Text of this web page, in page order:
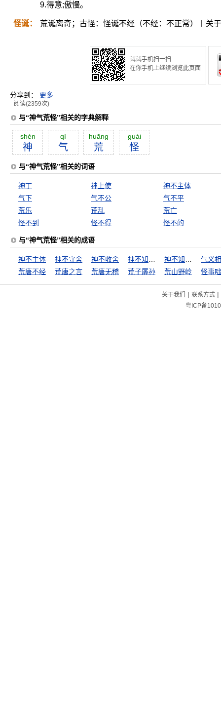
9.得意;傲慢。
怪诞： 荒诞离奇；古怪：怪诞不经（不经：不正常）丨关
试试手机扫一扫
在你手机上继续浏览此页面
分享到： 更多
阅读(2359次)
与“神气荒怪”相关的字典解释
shén
神
qì
气
huāng
荒
guài
怪
与“神气荒怪”相关的词语
神丁 神上使
神不主体
气下
气不公
气不平
荒乐
荒乱
荒亡
怪不到
怪不得 怪不的
与“神气荒怪”相关的成语
神不主体 神不守舍 神不收舍
气义
荒唐不经
荒唐之言 荒唐无稽 荒子孱孙 荒山野岭 怪事
关于我们 | 联系方式|
粤ICP备